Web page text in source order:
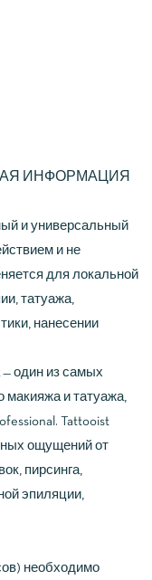
ИНФОРМАЦИЯ
и универсальный
и не
для локальной
татуажа,
нанесении
один из самых
макияжа и татуажа,
Tattooist
ощущений от
пирсинга,
эпиляции,
необходимо